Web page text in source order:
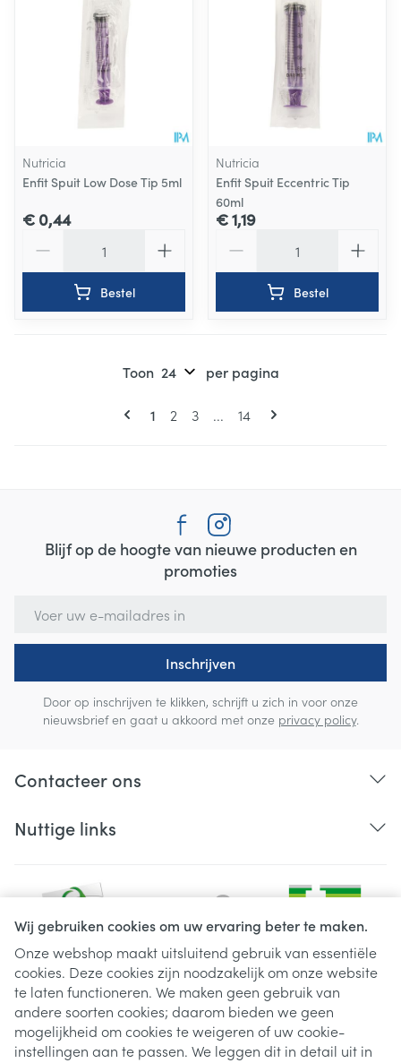
Wij gebruiken cookies om uw ervaring beter te maken.
Onze webshop maakt uitsluitend gebruik van essentiële
cookies. Deze cookies zijn noodzakelijk om onze website
te laten functioneren. We maken geen gebruik van
andere soorten cookies; daarom bieden we geen
mogelijkheid om cookies te weigeren of uw cookie-
instellingen aan te passen. We leggen dit in detail uit in
Nutricia
Enfit Spuit Low Dose Tip 5ml
€ 0,44
Bestel
Nutricia
Enfit Spuit Eccentric Tip
60ml
€ 1,19
Bestel
Pagina's
U lees momenteel pagina
1 Pagina
2 Pagina
3 ... Pagina
14
Toon per pagina
Blijf op de hoogte van nieuwe producten en
promoties
Inschrijven
Door op inschrijven te klikken, schrijft u zich in voor onze
nieuwsbrief en gaat u akkoord met onze privacy policy.
Contacteer ons
Nuttige links
Juridische links